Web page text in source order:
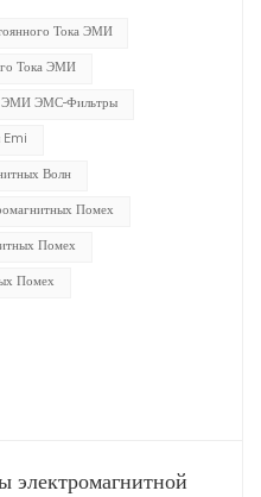
Тока ЭМИ
Тока ЭМИ
ЭМИ ЭМС-Фильтры
Emi
Волн
Помех
Помех
Помех
электромагнитной